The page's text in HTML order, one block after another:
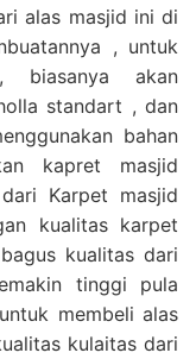
alas masjid ini di
, untuk
akan
standart , dan
bahan
kapret masjid
Karpet masjid
kualitas karpet
kualitas dari
tinggi pula
membeli alas
kulaitas dari